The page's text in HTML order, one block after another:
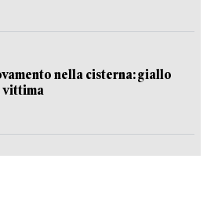
nella cisterna: giallo
vittima